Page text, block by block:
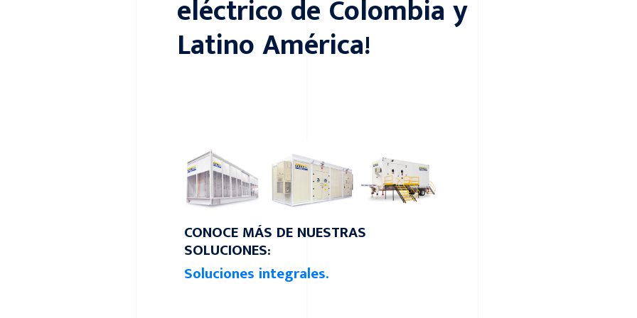
eléctrico de Colombia y
Latino América!
CONOCE MÁS DE NUESTRAS
SOLUCIONES:
Soluciones integrales.